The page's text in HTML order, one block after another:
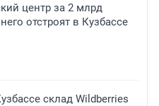
центр за 2 млрд
отстроят в Кузбассе
склад Wildberries